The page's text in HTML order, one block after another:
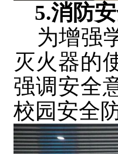
5.消防安
为增强
灭火器的
强调安全
校园安全